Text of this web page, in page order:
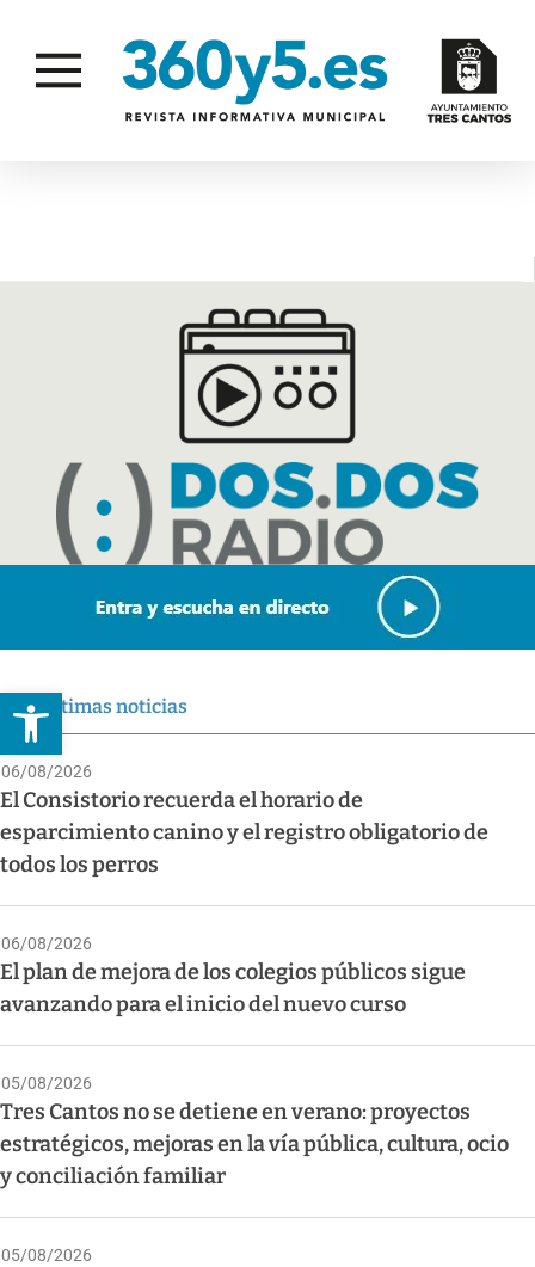
Abrir barra de herramientas
Últimas noticias
06/08/2026
El Consistorio recuerda el horario de
esparcimiento canino y el registro obligatorio de
todos los perros
06/08/2026
El plan de mejora de los colegios públicos sigue
avanzando para el inicio del nuevo curso
05/08/2026
Tres Cantos no se detiene en verano: proyectos
estratégicos, mejoras en la vía pública, cultura, ocio
y conciliación familiar
05/08/2026